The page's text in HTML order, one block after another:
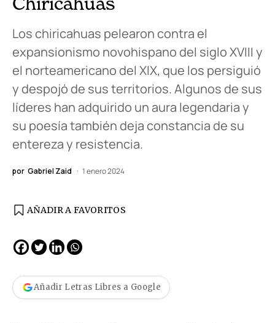
Los chiricahuas pelearon contra el
expansionismo novohispano del siglo XVIII y
el norteamericano del XIX, que los persiguió
y despojó de sus territorios. Algunos de sus
líderes han adquirido un aura legendaria y
su poesía también deja constancia de su
entereza y resistencia.
por Gabriel Zaid 1 enero 2024
AÑADIR A FAVORITOS
Añadir Letras Libres a Google